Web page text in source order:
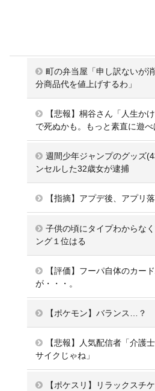
町の弁当屋「申し訳ないが
分商品代を値上げするわ」
【悲報】桐谷さん「人生か
で死ぬかも。もっと素直に遊べ
週間少年ジャンプのグッズ
ンセルした32歳女が逮捕
【指摘】アプデ後、アプリ
子供の頃にタイプわからな
ング１位はる
【評価】フーパ自体のカー
が・・・。
【ポケモン】バランス…？
【悲報】人気配信者「介護
サイクじゃね」
【ポケスリ】リラックスチ